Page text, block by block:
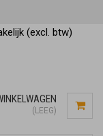
(excl. btw)
(LEEG)